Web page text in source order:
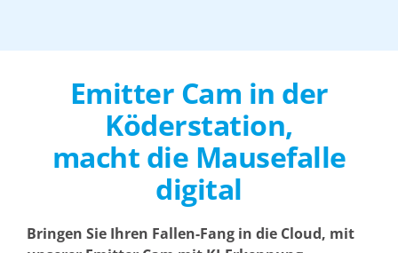
Emitter Cam in der
Köderstation,
macht die Mausefalle
digital
Bringen Sie Ihren Fallen-Fang in die Cloud, mit